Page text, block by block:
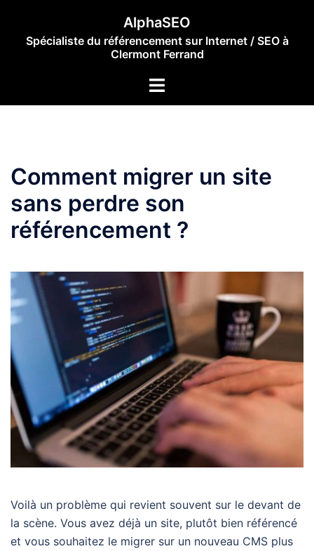
AlphaSEO
Spécialiste du référencement sur Internet / SEO à
Clermont Ferrand
Comment migrer un site
sans perdre son
référencement ?
Voilà un problème qui revient souvent sur le devant de
la scène. Vous avez déjà un site, plutôt bien référencé
et vous souhaitez le migrer sur un nouveau CMS plus